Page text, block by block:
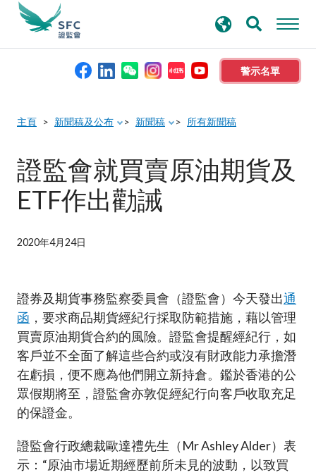
警示名單
本會簡介
監管職能
規則及標準
資料庫
加入本會
尋
主頁 新聞稿及公布 新聞稿 所有新聞稿
證監會就買賣原油期貨及
ETF作出勸誡
2020年4月24日
證券及期貨事務監察委員會（證監會）今天發出通
函 ，要求商品期貨經紀行採取防範措施，藉以管理
買賣原油期貨合約的風險。證監會提醒經紀行，如
客戶並不全面了解這些合約或沒有財政能力承擔潛
在虧損，便不應為他們開立新持倉。鑑於香港的公
眾假期將至，證監會亦敦促經紀行向客戶收取充足
的保證金。
證監會行政總裁歐達禮先生（Mr Ashley Alder）表
示：“原油市場近期經歷前所未見的波動，以致買